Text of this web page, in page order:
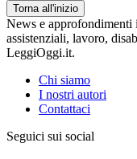
Torna all'inizio
News e approfondimenti
assistenziali, lavoro,
LeggiOggi.it.
Chi siamo
I nostri autori
Contattaci
Seguici sui social